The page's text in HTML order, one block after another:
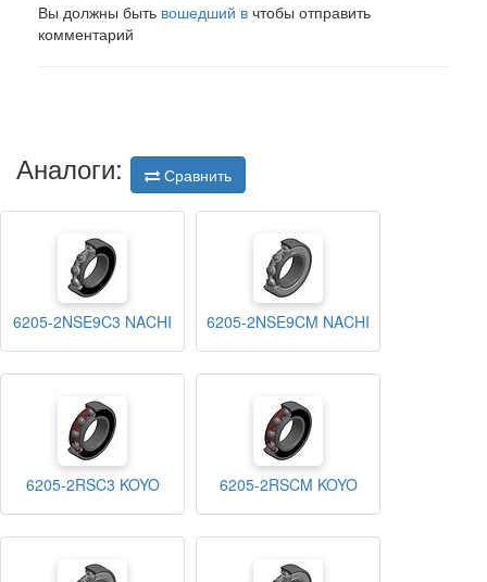
Вы должны быть вошедший в чтобы отправить
комментарий
Аналоги: Сравнить
6205-2NSE9C3 NACHI 6205-2NSE9CM NACHI
6205-2RSC3 KOYO 6205-2RSCM KOYO